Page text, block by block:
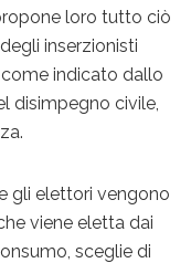
loro tutto ciò
inserzionisti
indicato dallo
disimpegno civile,
gli elettori vengono
viene eletta dai
sceglie di